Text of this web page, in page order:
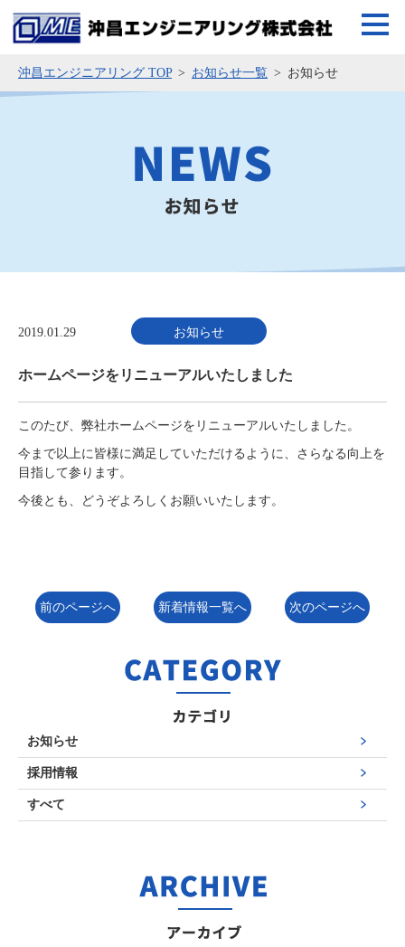
沖昌エンジニアリング TOP お知らせ一覧 お知らせ
2019.01.29 お知らせ
ホームページをリニューアルいたしました
このたび、弊社ホームページをリニューアルいたしました。
今まで以上に皆様に満足していただけるように、さらなる向上を
目指して参ります。
今後とも、どうぞよろしくお願いいたします。
前のページへ 新着情報一覧へ 次のページへ
お知らせ
採用情報
すべて